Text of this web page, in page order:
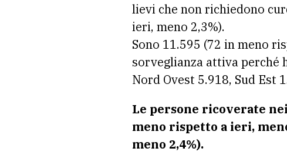
lievi che non richiedono
ieri, meno 2,3%).
Sono 11.595 (72 in meno
sorveglianza attiva perché
Nord Ovest 5.918, Sud Est
Le persone ricoverate
meno rispetto a ieri,
meno 2,4%).